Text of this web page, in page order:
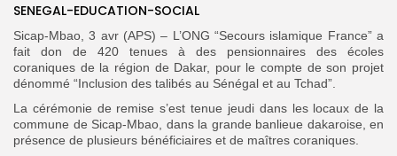
Search
for:
Button
FR
SENEGAL-EDUCATION-SOCIAL
Sicap-Mbao, 3 avr (APS) – L’ONG “Secours islamique France” a
fait don de 420 tenues à des pensionnaires des écoles
coraniques de la région de Dakar, pour le compte de son projet
dénommé “Inclusion des talibés au Sénégal et au Tchad”.
La cérémonie de remise s’est tenue jeudi dans les locaux de la
commune de Sicap-Mbao, dans la grande banlieue dakaroise, en
présence de plusieurs bénéficiaires et de maîtres coraniques.